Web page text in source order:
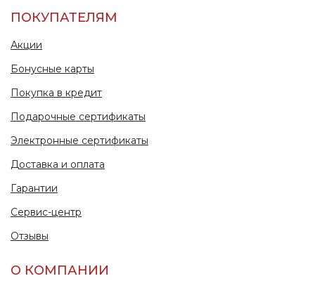
ПОКУПАТЕЛЯМ
Акции
Бонусные карты
Покупка в кредит
Подарочные сертификаты
Электронные сертификаты
Доставка и оплата
Гарантии
Сервис-центр
Отзывы
О КОМПАНИИ